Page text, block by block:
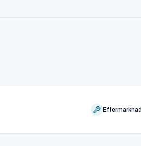
Eftermarknad